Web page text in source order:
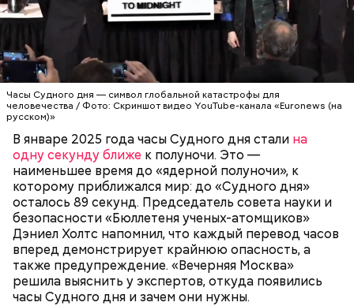
Часы Судного дня — символ глобальной катастрофы для
человечества / Фото: Скриншот видео YouTube-канала «Euronews (на
русском)»
В январе 2025 года часы Судного дня стали на
одну секунду ближе к полуночи. Это —
наименьшее время до «ядерной полуночи», к
которому приближался мир: до «Судного дня»
осталось 89 секунд. Председатель совета науки и
безопасности «Бюллетеня ученых-атомщиков»
Дэниел Холтс напомнил, что каждый перевод часов
вперед демонстрирует крайнюю опасность, а
также предупреждение. «Вечерняя Москва»
решила выяснить у экспертов, откуда появились
часы Судного дня и зачем они нужны.
Часы Судного дня — символ глобальной
катастрофы для человечества — был предложен в
1947 году группой ученых-атомщиков,
участвовавших в создании первого в мире
ядерного оружия. Согласно концепции, сама
катастрофа произойдет, когда минутная стрелка
достигнет полуночи. За всю историю их
как ближе, так и дальше от полуночи. Но в 2018
году часы Судного дня впервые за очень долгое
время показали свое самое близкое к катастрофе
время — без двух минут полночь. Вторая холодная
война между США и уже Россией стала обыденным
предметом обсуждения для аналитиков со всего
мира. Но, помимо перспективы отправиться в
«атомный рай», с 2007 года на стрелку часов
влияет еще одна глобальная угроза —
климатические изменения.
преобразований атмосферы могут быть не менее
катастрофичны, чем ядерные удары. Тогда, в 2007
году, один из спонсоров «Бюллетеня ученых-
атомщиков» Стивен Хокинг призвал
общественность не сидеть на этой пороховой
бочке сложа руки:
АПОКАЛИПСИС КАТАСТРОФЫ